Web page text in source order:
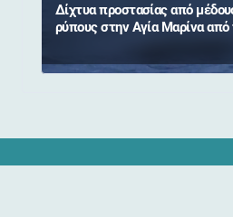
Δίχτυα προστασίας από
ρύπους στην Αγία Μαρίνα από